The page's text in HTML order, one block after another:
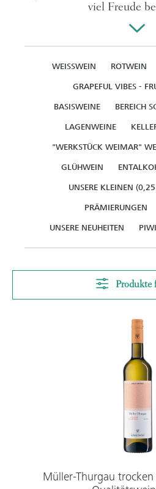
viel Freude
WEISSWEIN ROTWEIN
GRAPEFUL VIBES -
BASISWEINE
BEREICH
LAGENWEINE
"WERKSTÜCK WEIMAR"
GLÜHWEIN
UNSERE KLEINEN
PRÄMIERUNGEN
UNSERE NEUHEITEN
Produkte
Müller-Thurgau